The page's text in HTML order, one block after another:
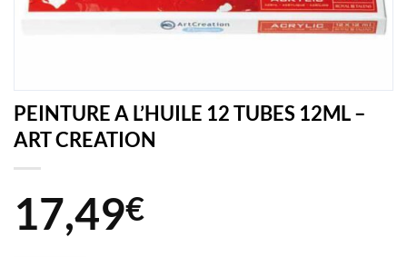
PEINTURE A L’HUILE 12 TUBES 12ML –
ART CREATION
17,49€